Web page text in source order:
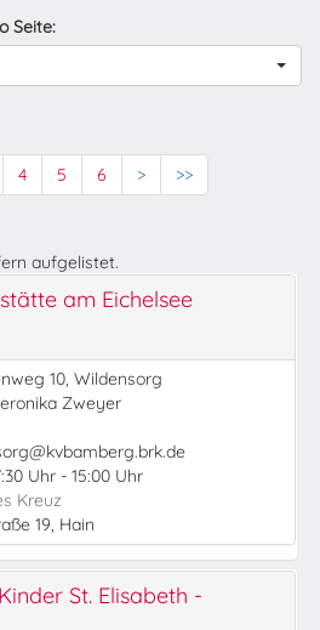
Seite:
4 5 6 > >>
aufgelistet.
am Eichelsee
10, Wildensorg
Zweyer
Uhr - 15:00 Uhr
Kreuz
19, Hain
St. Elisabeth -